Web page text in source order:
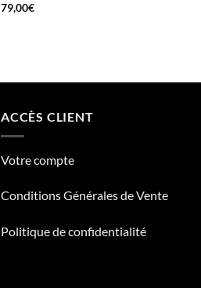
79,00€
ACCÈS CLIENT
Votre compte
Conditions Générales de Vente
Politique de confidentialité